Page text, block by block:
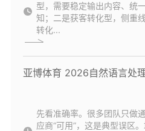
型，需要稳定输出内容、统
知；二是获客转化型，侧重
转化...
亚博体育 2026自然语言处
先看准确率。很多团队只做
应商“可用”，这是典型误区